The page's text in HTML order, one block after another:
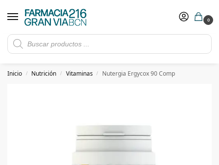
0
Rebajas de verano hasta -30%
​ 5€ de descuento con el cupón 5GRANVIA (compras superiores a 150€)
Inicio / Nutrición / Vitaminas / Nutergia Ergycox 90 Comp